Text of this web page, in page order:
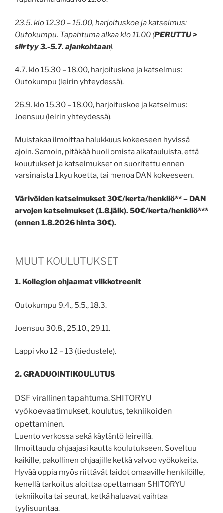
23.5. klo 12.30 – 15.00, harjoituskoe ja katselmus:
Outokumpu. Tapahtuma alkaa klo 11.00 (PERUTTU >
siirtyy 3.-5.7. ajankohtaan).
4.7. klo 15.30 – 18.00, harjoituskoe ja katselmus:
Outokumpu (leirin yhteydessä).
26.9. klo 15.30 – 18.00, harjoituskoe ja katselmus:
Joensuu (leirin yhteydessä).
Muistakaa ilmoittaa halukkuus kokeeseen hyvissä
ajoin. Samoin, pitäkää huoli omista aikatauluista, että
kouutukset ja katselmukset on suoritettu ennen
varsinaista 1.kyu koetta, tai menoa DAN kokeeseen.
Värivöiden katselmukset 30€/kerta/henkilö** – DAN
arvojen katselmukset (1.8.jälk). 50€/kerta/henkilö***
(ennen 1.8.2026 hinta 30€).
MUUT KOULUTUKSET
1. Kollegion ohjaamat viikkotreenit
Outokumpu 9.4., 5.5., 18.3.
Joensuu 30.8., 25.10., 29.11.
Lappi vko 12 – 13 (tiedustele).
2. GRADUOINTIKOULUTUS
DSF virallinen tapahtuma. SHITORYU
vyökoevaatimukset, koulutus, tekniikoiden
opettaminen.
Luento verkossa sekä käytäntö leireillä.
Ilmoittaudu ohjaajasi kautta koulutukseen. Soveltuu
kaikille, pakollinen ohjaajille ketkä valvoo vyökokeita.
Hyvää oppia myös riittävät taidot omaaville henkilöille,
kenellä tarkoitus aloittaa opettamaan SHITORYU
tekniikoita tai seurat, ketkä haluavat vaihtaa
tyylisuuntaa.